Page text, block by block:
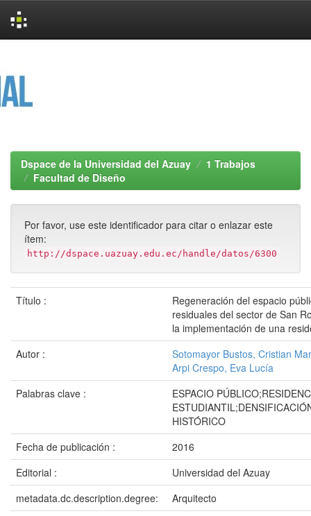
Dspace de la Universidad del Azuay
1 Trabajos
Facultad de Diseño
Por favor, use este identificador para citar o enlazar este
ítem:
http://dspace.uazuay.edu.ec/handle/datos/6300
Título :
Regeneración del espacio
residuales del sector de San
la implementación de una
Autor :
Sotomayor Bustos, Cristian
Arpi Crespo, Eva Lucía
Palabras clave :
ESPACIO
HISTÓRICO
Fecha de publicación :
2016
Editorial :
Universidad del Azuay
metadata.dc.description.degree:
Arquitecto